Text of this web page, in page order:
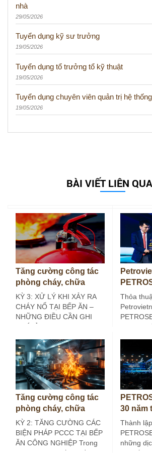
nhà
29/05/2026
Tuyển dụng kỹ sư trưởng
19/05/2026
Tuyển dụng tổ trưởng tổ kỹ thuật
19/05/2026
Tuyển dụng chuyên viên quản trị hệ thống
19/05/2026
BÀI VIẾT LIÊN
Tăng cường công tác
phòng cháy, chữa
cháy tại bếp ăn công
nghiệp (Kỳ 3)
KỲ 3: XỬ LÝ KHI XẢY RA
CHÁY NỔ TẠI BẾP ĂN –
NHỮNG ĐIỀU CẦN GHI
cường
dịch vụ
Thỏa
khuôn
Tăng cường công tác
phòng cháy, chữa
cháy tại bếp ăn công
nghiệp (Kỳ 2)
KỲ 2: TĂNG CƯỜNG CÁC
BIỆN PHÁP PCCC TẠI BẾP
ĂN CÔNG NGHIỆP Trong
kỳ trước, bài viết đã đề…
30 năm
nối giá
tương
Thành
những
đời sống